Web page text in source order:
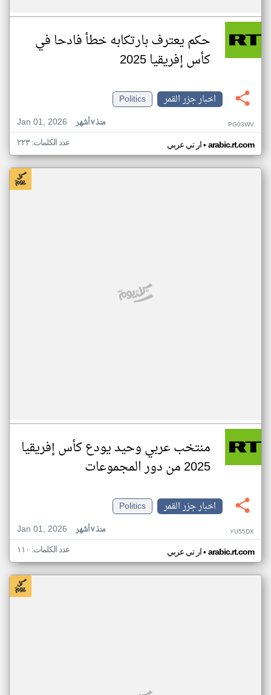
حكم يعترف بارتكابه خطأ فادحا في
كأس إفريقيا 2025
اخبار جزر القمر
Politics
Jan 01, 2026
منذ ٧ أشهر PG03WV
ار تي عربي• arabic.rt.com عدد الكلمات: ٢٢٣
منتخب عربي وحيد يودع كأس إفريقيا
2025 من دور المجموعات
اخبار جزر القمر
Politics
Jan 01, 2026
منذ ٧ أشهر YU55DX
ار تي عربي• arabic.rt.com عدد الكلمات: ١١٠